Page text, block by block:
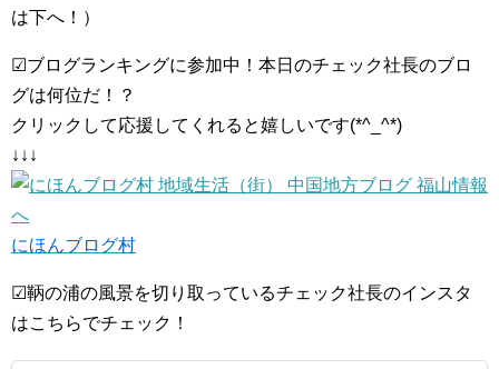
は下へ！）
☑ブログランキングに参加中！本日のチェック社長のブロ
グは何位だ！？
クリックして応援してくれると嬉しいです(*^_^*)
↓↓↓
にほんブログ村
☑鞆の浦の風景を切り取っているチェック社長のインスタ
はこちらでチェック！